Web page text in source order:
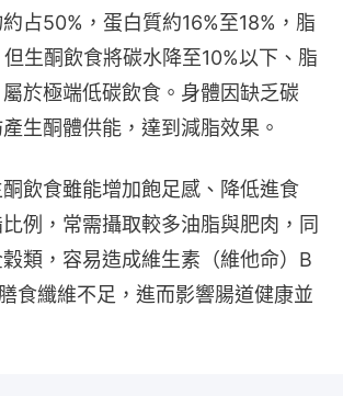
占50%，蛋白質約16%至18%，脂
生酮飲食將碳水降至10%以下、脂
於極端低碳飲食。身體因缺乏碳
生酮體供能，達到減脂效果。
飲食雖能增加飽足感、降低進食
例，常需攝取較多油脂與肥肉，同
類，容易造成維生素（維他命）B
食纖維不足，進而影響腸道健康並